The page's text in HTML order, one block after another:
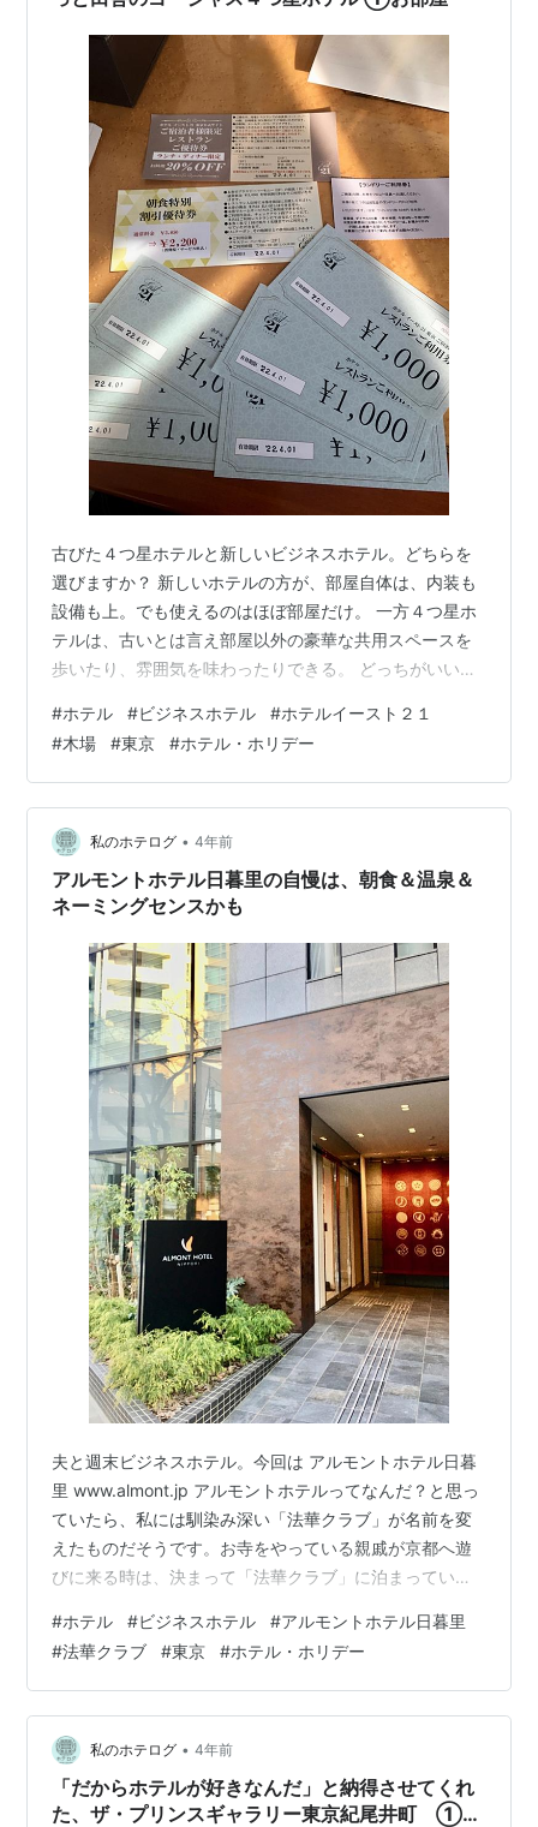
古びた４つ星ホテルと新しいビジネスホテル。どちらを
選びますか？ 新しいホテルの方が、部屋自体は、内装も
設備も上。でも使えるのはほぼ部屋だけ。 一方４つ星ホ
テルは、古いとは言え部屋以外の豪華な共用スペースを
歩いたり、雰囲気を味わったりできる。 どっちがいいか
東京 名前からして謎。でもちゃんと４つ星なんです、こ
こ。 しかも正式名は、オークラホテルズ&リゾーツ ホテ
ル イースト21東京。 www.hotel-east21.co.jp 場所も江東
区木場。 普通、泊まらないなあ。 地上に出たら、普通に
普通の街。 どこかな〜、と思って進むと どん！と…
#ホテル #ビジネスホテル #ホテルイースト２１
#木場 #東京 #ホテル・ホリデー
私のホテログ • 4年前
アルモントホテル日暮里の自慢は、朝食＆温泉＆
ネーミングセンスかも
夫と週末ビジネスホテル。今回は アルモントホテル日暮
里 www.almont.jp アルモントホテルってなんだ？と思っ
ていたら、私には馴染み深い「法華クラブ」が名前を変
えたものだそうです。お寺をやっている親戚が京都へ遊
びに来る時は、決まって「法華クラブ」に泊まってい
ルモントのモントは 門徒 だというオチ。 夫の朝食への
こだわりを考慮して決めたのがここ。 ホームページがい
い。 スタッフブログが頑張っているのです。
https://www.almont.jp/nippori/blog/ 「小さなビジネス
ホテルだけど、スタッフが自信を持って笑顔で迎え…
#ホテル #ビジネスホテル #アルモントホテル日暮里
#法華クラブ #東京 #ホテル・ホリデー
私のホテログ • 4年前
「だからホテルが好きなんだ」と納得させてくれ
た、ザ・プリンスギャラリー東京紀尾井町 ①お